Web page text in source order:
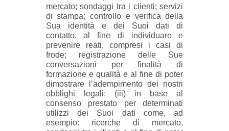
mercato; sondaggi tra i clienti; servizi
di stampa; controllo e verifica della
Sua identità e dei Suoi dati di
contatto, al fine di individuare e
prevenire reati, compresi i casi di
frode; registrazione delle Sue
conversazioni per finalità di
formazione e qualità e al fine di poter
dimostrare l’adempimento dei nostri
obblighi legali; (iii) in base al
consenso prestato per determinati
utilizzi dei Suoi dati come, ad
esempio: ricerche di mercato,